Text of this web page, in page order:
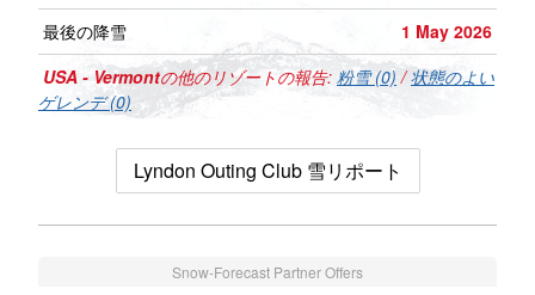
最後の降雪
1 May 2026
USA - Vermontの他のリゾートの報告: 粉雪 (0) /状態のよい
ゲレンデ (0)
Lyndon Outing Club 雪リポート
Snow-Forecast Partner Offers